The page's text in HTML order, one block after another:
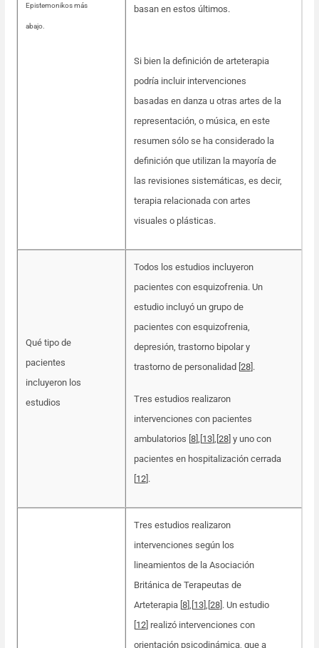
Epistemonikos más
abajo.
basan en estos últimos.
Si bien la definición de arteterapia
podría incluir intervenciones
basadas en danza u otras artes de la
representación, o música, en este
resumen sólo se ha considerado la
definición que utilizan la mayoría de
las revisiones sistemáticas, es decir,
terapia relacionada con artes
visuales o plásticas.
Qué tipo de
pacientes
incluyeron los
estudios
Todos los estudios incluyeron
pacientes con esquizofrenia. Un
estudio incluyó un grupo de
pacientes con esquizofrenia,
depresión, trastorno bipolar y
trastorno de personalidad [ 28].
Tres estudios realizaron
intervenciones con pacientes
ambulatorios [ 8],[ 13],[ 28] y uno con
pacientes en hospitalización cerrada
12].
Tres estudios realizaron
intervenciones según los
lineamientos de la Asociación
Británica de Terapeutas de
Arteterapia [ 8],[ 13],[ 28]. Un estudio
12] realizó intervenciones con
orientación psicodinámica, que a